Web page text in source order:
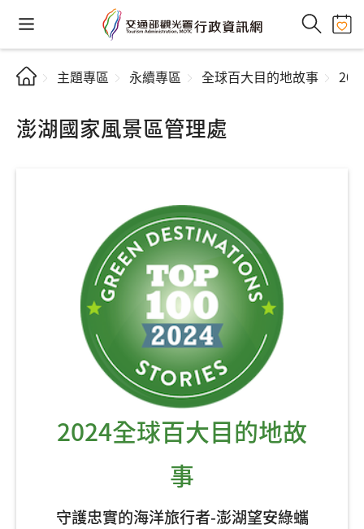
主題專區 永續專區 全球百大目的地故事
澎湖國家風景區管理處
2024全球百大目的地故
事
守護忠實的海洋旅行者-澎湖望安綠蠵